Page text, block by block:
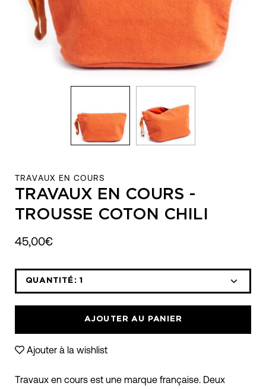
TRAVAUX EN COURS
TRAVAUX EN COURS -
TROUSSE COTON CHILI
45,00€
QUANTITÉ: 1
AJOUTER AU PANIER
Ajouter à la wishlist
Travaux en cours est une marque française. Deux